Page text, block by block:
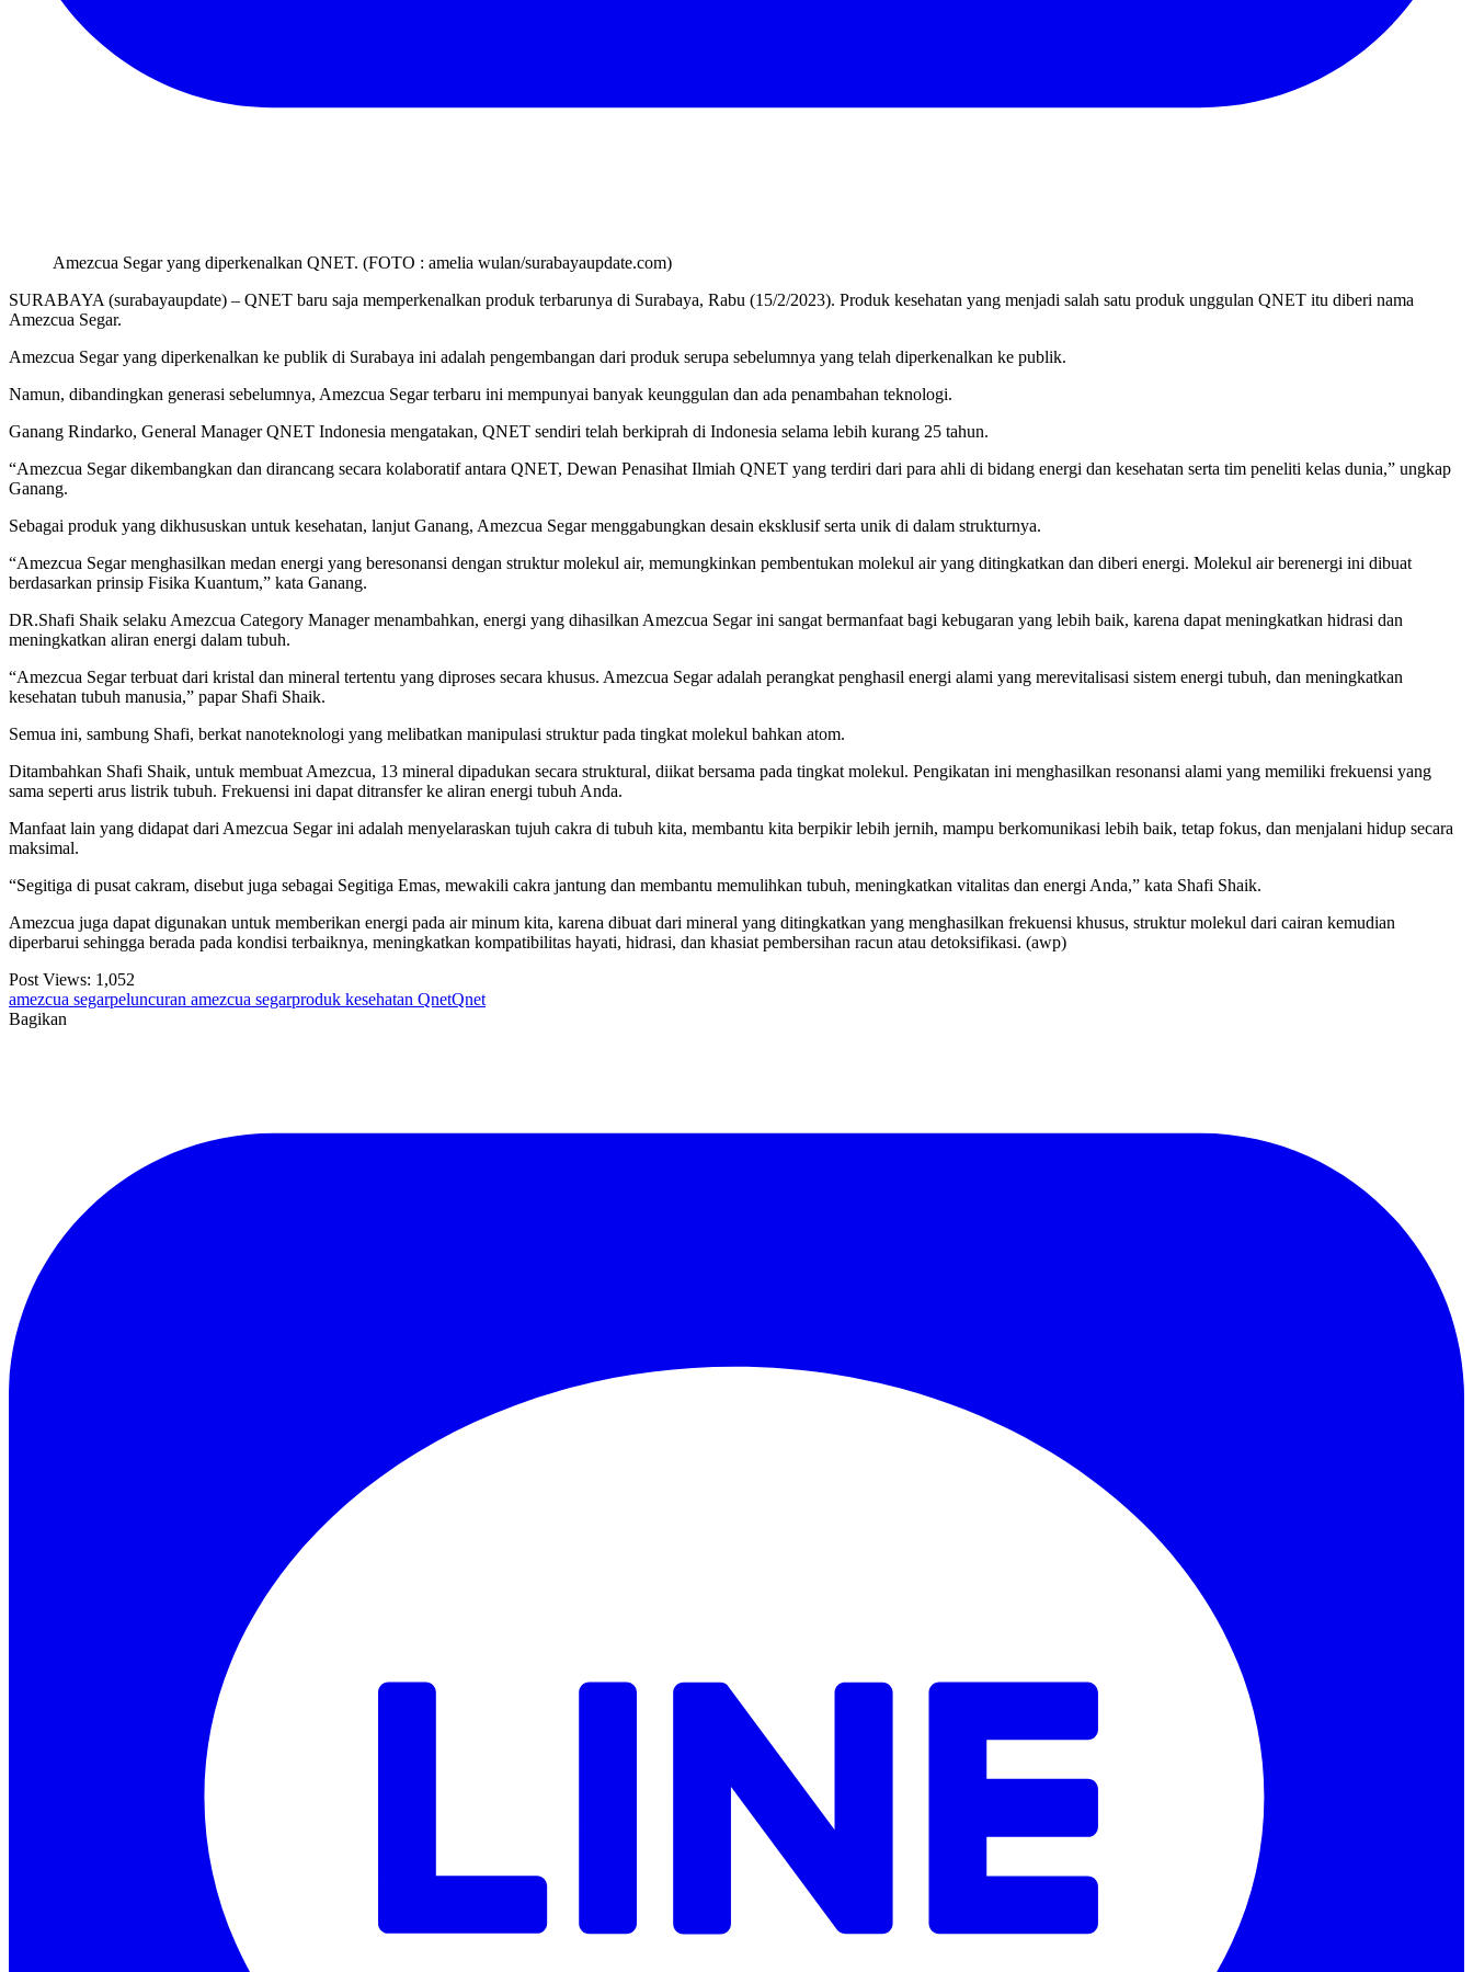
Amezcua Segar yang diperkenalkan QNET. (FOTO : amelia wulan/surabayaupdate.com)
SURABAYA (surabayaupdate) – QNET baru saja memperkenalkan produk terbarunya di Surabaya, Rabu (15/2/2023). Produk kesehatan yang menjadi salah satu produk unggulan QNET itu diberi nama
Amezcua Segar.
Amezcua Segar yang diperkenalkan ke publik di Surabaya ini adalah pengembangan dari produk serupa sebelumnya yang telah diperkenalkan ke publik.
Namun, dibandingkan generasi sebelumnya, Amezcua Segar terbaru ini mempunyai banyak keunggulan dan ada penambahan teknologi.
Ganang Rindarko, General Manager QNET Indonesia mengatakan, QNET sendiri telah berkiprah di Indonesia selama lebih kurang 25 tahun.
“Amezcua Segar dikembangkan dan dirancang secara kolaboratif antara QNET, Dewan Penasihat Ilmiah QNET yang terdiri dari para ahli di bidang energi dan kesehatan serta tim peneliti kelas dunia,” ungkap
Ganang.
Sebagai produk yang dikhususkan untuk kesehatan, lanjut Ganang, Amezcua Segar menggabungkan desain eksklusif serta unik di dalam strukturnya.
“Amezcua Segar menghasilkan medan energi yang beresonansi dengan struktur molekul air, memungkinkan pembentukan molekul air yang ditingkatkan dan diberi energi. Molekul air berenergi ini dibuat
berdasarkan prinsip Fisika Kuantum,” kata Ganang.
DR.Shafi Shaik selaku Amezcua Category Manager menambahkan, energi yang dihasilkan Amezcua Segar ini sangat bermanfaat bagi kebugaran yang lebih baik, karena dapat meningkatkan hidrasi dan
meningkatkan aliran energi dalam tubuh.
“Amezcua Segar terbuat dari kristal dan mineral tertentu yang diproses secara khusus. Amezcua Segar adalah perangkat penghasil energi alami yang merevitalisasi sistem energi tubuh, dan meningkatkan
kesehatan tubuh manusia,” papar Shafi Shaik.
Semua ini, sambung Shafi, berkat nanoteknologi yang melibatkan manipulasi struktur pada tingkat molekul bahkan atom.
Ditambahkan Shafi Shaik, untuk membuat Amezcua, 13 mineral dipadukan secara struktural, diikat bersama pada tingkat molekul. Pengikatan ini menghasilkan resonansi alami yang memiliki frekuensi yang
sama seperti arus listrik tubuh. Frekuensi ini dapat ditransfer ke aliran energi tubuh Anda.
Manfaat lain yang didapat dari Amezcua Segar ini adalah menyelaraskan tujuh cakra di tubuh kita, membantu kita berpikir lebih jernih, mampu berkomunikasi lebih baik, tetap fokus, dan menjalani hidup secara
maksimal.
“Segitiga di pusat cakram, disebut juga sebagai Segitiga Emas, mewakili cakra jantung dan membantu memulihkan tubuh, meningkatkan vitalitas dan energi Anda,” kata Shafi Shaik.
Amezcua juga dapat digunakan untuk memberikan energi pada air minum kita, karena dibuat dari mineral yang ditingkatkan yang menghasilkan frekuensi khusus, struktur molekul dari cairan kemudian
diperbarui sehingga berada pada kondisi terbaiknya, meningkatkan kompatibilitas hayati, hidrasi, dan khasiat pembersihan racun atau detoksifikasi. (awp)
Post Views: 1,052
amezcua segarpeluncuran amezcua segarproduk kesehatan QnetQnet
Bagikan